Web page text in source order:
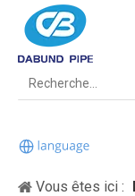
Vous êtes ici :